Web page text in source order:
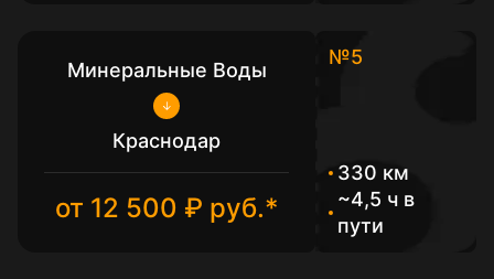
Минеральные Воды
Краснодар
от 12 500 ₽ руб.*
№5
330 км
~4,5 ч в
пути